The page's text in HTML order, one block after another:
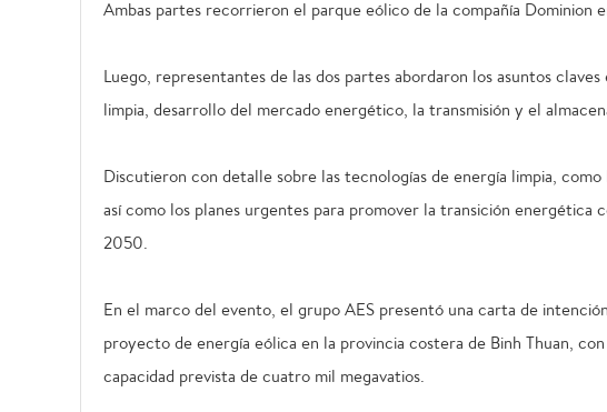
Ambas partes recorrieron el parque eólico de la compañía Dominion
Luego, representantes de las dos partes abordaron los asuntos
limpia, desarrollo del mercado energético, la transmisión y el
Discutieron con detalle sobre las tecnologías de energía limpia,
así como los planes urgentes para promover la transición energética
2050.
En el marco del evento, el grupo AES presentó una carta de
proyecto de energía eólica en la provincia costera de Binh Thuan,
capacidad prevista de cuatro mil megavatios.